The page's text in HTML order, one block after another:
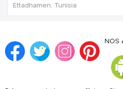
Ettadhamen, Tunisia
NOS